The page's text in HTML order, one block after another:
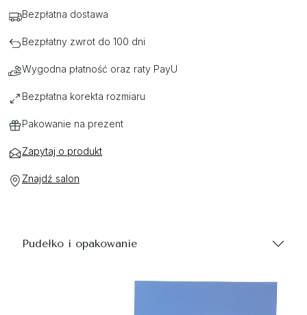
Bezpłatna dostawa
Bezpłatny zwrot do 100 dni
Wygodna płatność oraz raty PayU
Bezpłatna korekta rozmiaru
Pakowanie na prezent
Zapytaj o produkt
Znajdź salon
Pudełko i opakowanie